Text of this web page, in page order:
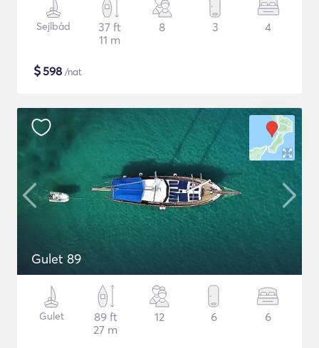
Sejlbåd
37 ft
11 m
8 3 4
$598 /nat
Gulet 89
Gulet
89 ft
27 m
12 6 6